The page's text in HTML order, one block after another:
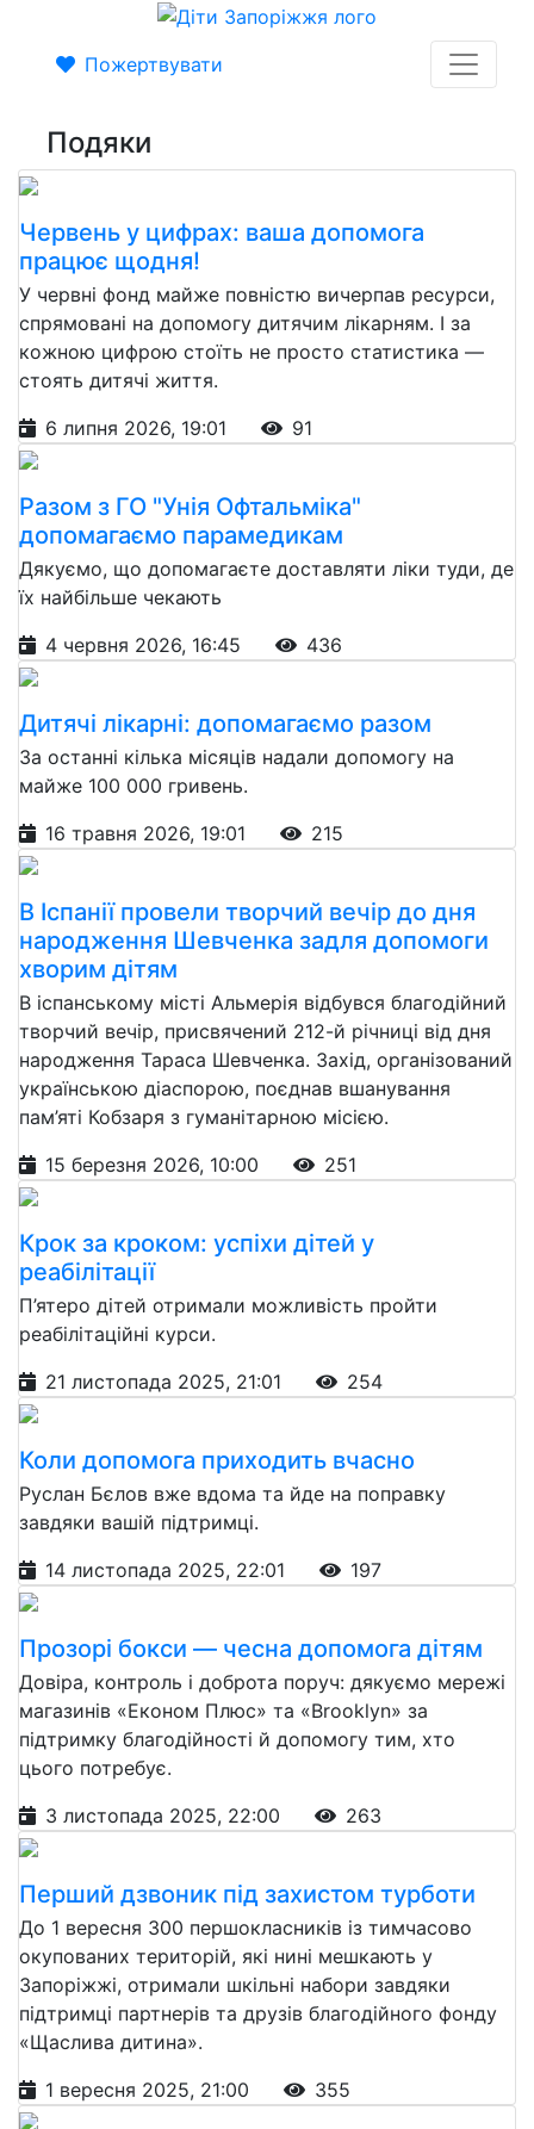
Пожертвувати
Подяки
Червень у цифрах: ваша допомога
працює щодня!
У червні фонд майже повністю вичерпав ресурси,
спрямовані на допомогу дитячим лікарням. І за
кожною цифрою стоїть не просто статистика —
стоять дитячі життя.
6 липня 2026, 19:01
91
Разом з ГО "Унія Офтальміка"
допомагаємо парамедикам
Дякуємо, що допомагаєте доставляти ліки туди, де
їх найбільше чекають
4 червня 2026, 16:45
436
Дитячі лікарні: допомагаємо разом
За останні кілька місяців надали допомогу на
майже 100 000 гривень.
16 травня 2026, 19:01
215
В Іспанії провели творчий вечір до дня
народження Шевченка задля допомоги
хворим дітям
В іспанському місті Альмерія відбувся благодійний
творчий вечір, присвячений 212-й річниці від дня
народження Тараса Шевченка. Захід, організований
українською діаспорою, поєднав вшанування
пам’яті Кобзаря з гуманітарною місією.
15 березня 2026, 10:00
251
Крок за кроком: успіхи дітей у
реабілітації
П’ятеро дітей отримали можливість пройти
реабілітаційні курси.
21 листопада 2025, 21:01
254
Коли допомога приходить вчасно
Руслан Бєлов вже вдома та йде на поправку
завдяки вашій підтримці.
14 листопада 2025, 22:01
197
Прозорі бокси — чесна допомога дітям
Довіра, контроль і доброта поруч: дякуємо мережі
магазинів «Економ Плюс» та «Brooklyn» за
підтримку благодійності й допомогу тим, хто
цього потребує.
3 листопада 2025, 22:00
263
Перший дзвоник під захистом турботи
До 1 вересня 300 першокласників із тимчасово
окупованих територій, які нині мешкають у
Запоріжжі, отримали шкільні набори завдяки
підтримці партнерів та друзів благодійного фонду
«Щаслива дитина».
1 вересня 2025, 21:00
355